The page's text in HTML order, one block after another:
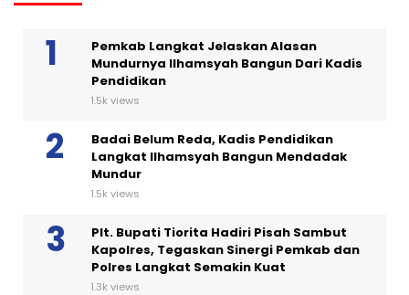
Pemkab Langkat Jelaskan Alasan
Mundurnya Ilhamsyah Bangun Dari Kadis
Pendidikan
1.5k views
Badai Belum Reda, Kadis Pendidikan
Langkat Ilhamsyah Bangun Mendadak
Mundur
1.5k views
Plt. Bupati Tiorita Hadiri Pisah Sambut
Kapolres, Tegaskan Sinergi Pemkab dan
Polres Langkat Semakin Kuat
1.3k views